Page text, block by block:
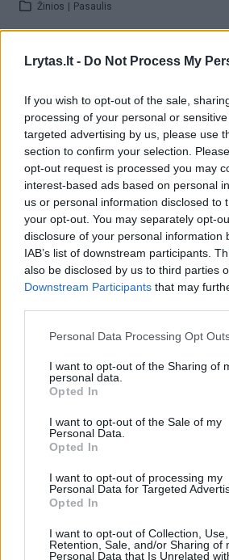
Lrytas.lt - Do Not Process My
If you wish to opt-out of the sale,
processing of your personal or
targeted advertising by us, please use
section to confirm your selection.
opt-out request is processed you may
interest-based ads based on personal
us or personal information disclosed to
your opt-out. You may separately opt-
disclosure of your personal information
IAB’s list of downstream participants.
also be disclosed by us to third parties
Downstream Participants that may
Personal Data Processing Opt
I want to opt-out of the Sharing of
personal data.
Opted In
I want to opt-out of the Sale of my
Personal Data.
Opted In
I want to opt-out of processing my
Personal Data for Targeted
Opted In
I want to opt-out of Collection, Use,
Retention, Sale, and/or Sharing of
Personal Data that Is Unrelated
Žinios Pasaulis
Aukštaitijos pučiamųjų orkestras
Lietuvos diena
Visi įrašai
Žiūrimiausi
Vaizdai iš tragiškos avarijos Vilniaus
vaiko gyvybių išgelbėti nepavyko
Žinios | Lietuvos diena
Savaitės vidurys nusimato karštas:
32 laipsnių šilumos
Žinios | Orai
Nufilmavo, kaip patvino Vilniaus
Žinios | Lietuvos diena